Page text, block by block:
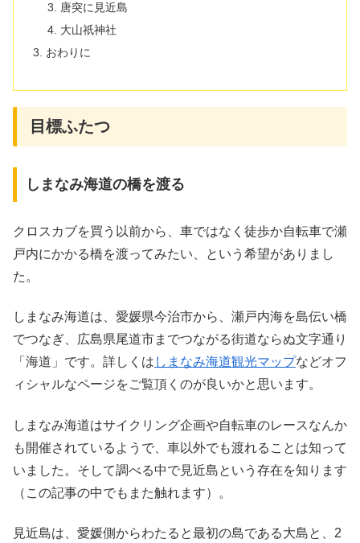
唐突に見近島
大山祇神社
おわりに
目標ふたつ
しまなみ海道の橋を渡る
クロスカブを買う以前から、車ではなく徒歩か自転車で瀬
戸内にかかる橋を渡ってみたい、という希望がありまし
た。
しまなみ海道は、愛媛県今治市から、瀬戸内海を島伝い橋
でつなぎ、広島県尾道市までつながる街道ならぬ文字通り
「海道」です。詳しくは しまなみ海道観光マップなどオフ
ィシャルなページをご覧頂くのが良いかと思います。
しまなみ海道はサイクリング企画や自転車のレースなんか
も開催されているようで、車以外でも渡れることは知って
いました。そして調べる中で見近島という存在を知ります
（この記事の中でもまた触れます）。
見近島は、愛媛側からわたると最初の島である大島と、2